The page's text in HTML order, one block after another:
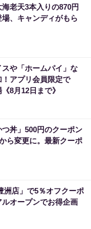
海老天3本入りの870円
、キャンディがもら
や「ホームパイ」な
アプリ会員限定で
8月12日まで》
丼」500円のクーポン
ら変更に。最新クーポ
洲店」で5％オフクーポ
オープンでお得企画